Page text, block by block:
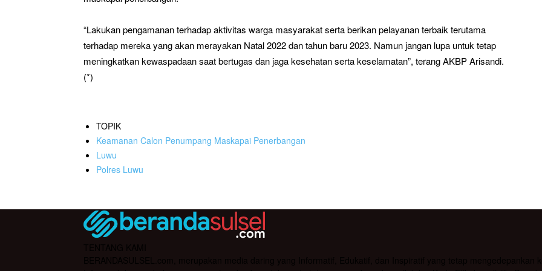
“Lakukan pengamanan terhadap aktivitas warga masyarakat serta berikan pelayanan terbaik terutama
terhadap mereka yang akan merayakan Natal 2022 dan tahun baru 2023. Namun jangan lupa untuk tetap
meningkatkan kewaspadaan saat bertugas dan jaga kesehatan serta keselamatan”, terang AKBP Arisandi.
(*)
TOPIK
Keamanan Calon Penumpang Maskapai Penerbangan
Luwu
Polres Luwu